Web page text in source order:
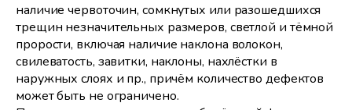
наличие червоточин, сомкнутых или разошедшихся
трещин незначительных размеров, светлой и тёмной
прорости, включая наличие наклона волокон,
свилеватость, завитки, наклоны, нахлёстки в
наружных слоях и пр., причём количество дефектов
может быть не ограничено.